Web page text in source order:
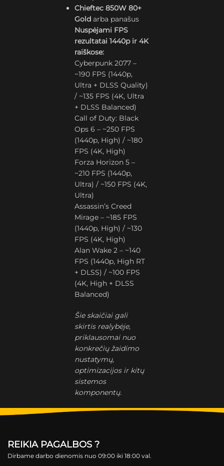
Chieftec 850W 80+
Gold arba panašus
Nuspėjami FPS
rezultatai 1440p ir 4K
raiškose:
Cyberpunk 2077 –
~190 FPS (1440p,
Ultra + DLSS Quality)
/ ~135 FPS (4K, Ultra
+ DLSS Balanced)
Call of Duty: Black
Ops 6 – ~250 FPS
(1440p, High) / ~180
FPS (4K, High)
Forza Horizon 5 –
~210 FPS (1440p,
Ultra) / ~150 FPS (4K,
Ultra)
Assassin’s Creed
Mirage – ~185 FPS
(1440p, High) / ~130
FPS (4K, High)
Alan Wake 2 – ~140
FPS (1440p, High RT
+ DLSS) / ~100 FPS
(4K, High + DLSS
Balanced)
Šie skaičiai gali
skirtis realybėje,
priklausomai nuo
konkrečių žaidimo
nustatymų,
optimizacijos ir kitų
sistemos
komponentų.
REIKIA PAGALBOS ?
Dirbame darbo dienomis nuo 09:00 iki 18:00 val.